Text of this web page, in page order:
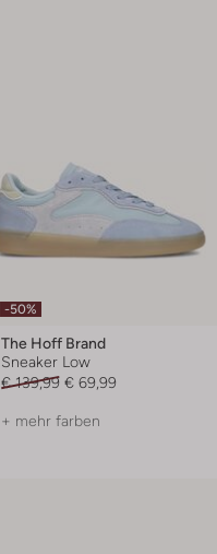
-50%
The Hoff Brand
Sneaker Low
€ 139,99 € 69,99
+ mehr farben